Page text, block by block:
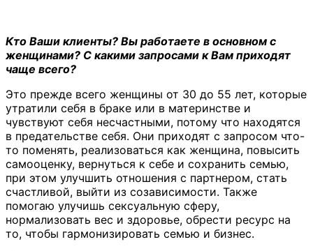
Кто Ваши клиенты? Вы работаете в основном с
женщинами? С какими запросами к Вам приходят
чаще всего?
Это прежде всего женщины от 30 до 55 лет, которые
утратили себя в браке или в материнстве и
чувствуют себя несчастными, потому что находятся
в предательстве себя. Они приходят с запросом что-
то поменять, реализоваться как женщина, повысить
самооценку, вернуться к себе и сохранить семью,
при этом улучшить отношения с партнером, стать
счастливой, выйти из созависимости. Также
помогаю улучишь сексуальную сферу,
нормализовать вес и здоровье, обрести ресурс на
то, чтобы гармонизировать семью и бизнес.